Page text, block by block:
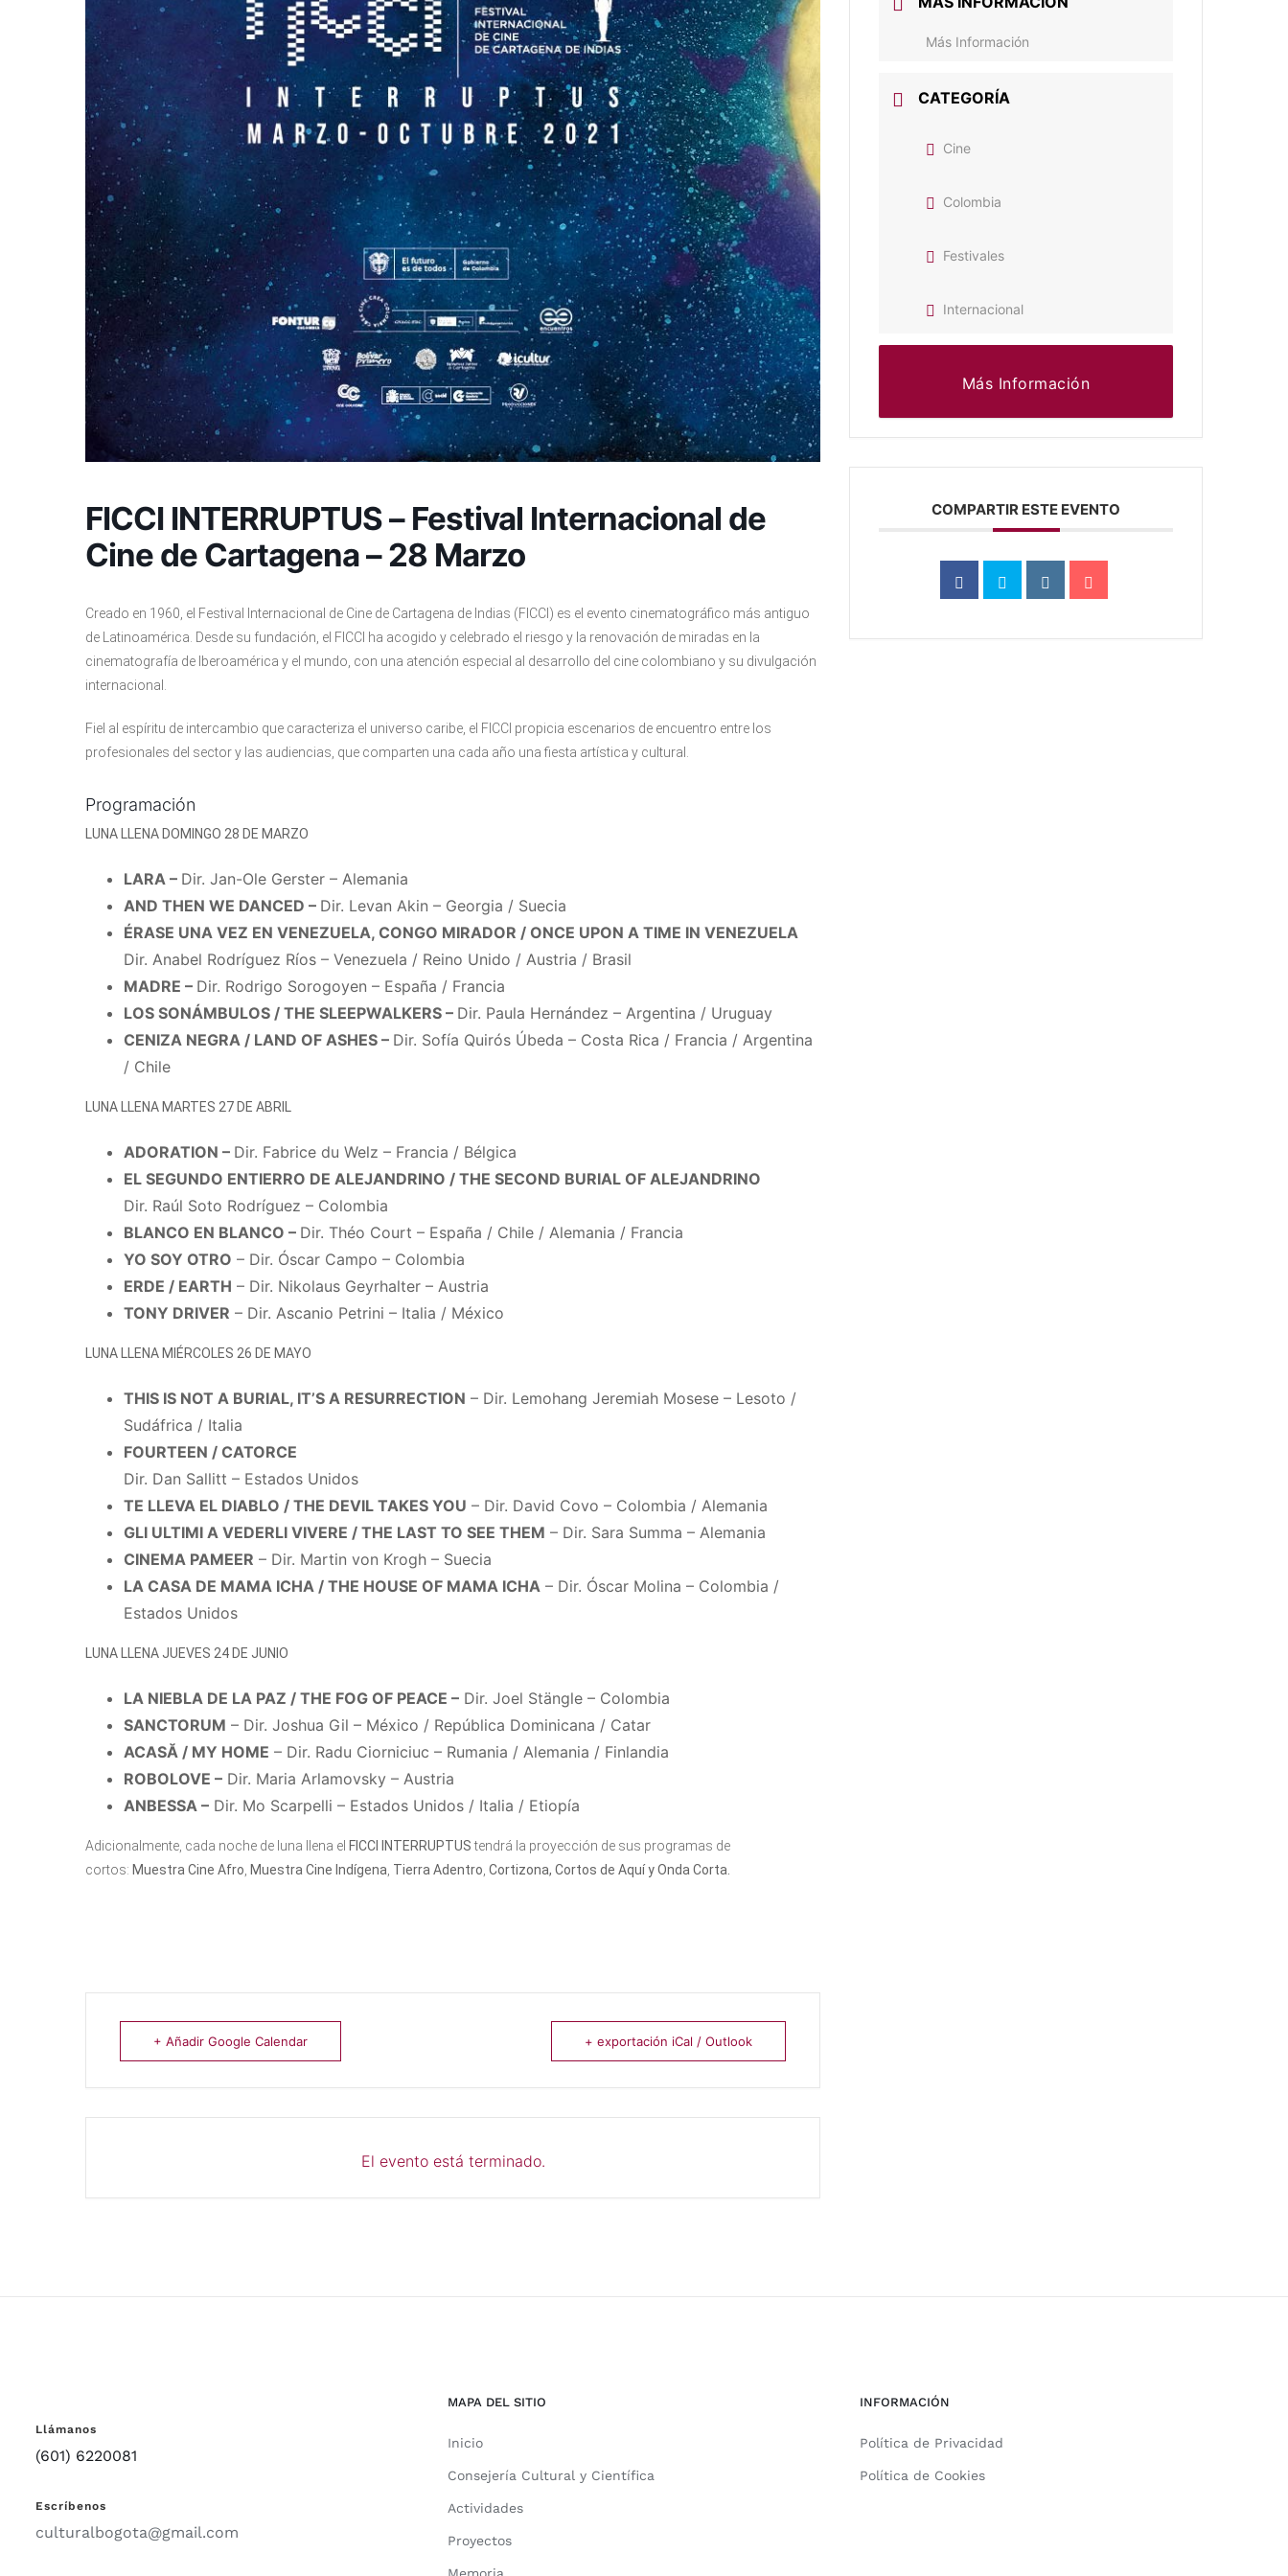
FICCI INTERRUPTUS – Festival Internacional de
Cine de Cartagena – 28 Marzo
Creado en 1960, el Festival Internacional de Cine de Cartagena de Indias (FICCI) es el evento cinematográfico más antiguo
de Latinoamérica. Desde su fundación, el FICCI ha acogido y celebrado el riesgo y la renovación de miradas en la
cinematografía de Iberoamérica y el mundo, con una atención especial al desarrollo del cine colombiano y su divulgación
internacional.
Fiel al espíritu de intercambio que caracteriza el universo caribe, el FICCI propicia escenarios de encuentro entre los
profesionales del sector y las audiencias, que comparten una cada año una fiesta artística y cultural.
Programación
LUNA LLENA DOMINGO 28 DE MARZO
LARA – Dir. Jan-Ole Gerster – Alemania
AND THEN WE DANCED – Dir. Levan Akin – Georgia / Suecia
ÉRASE UNA VEZ EN VENEZUELA, CONGO MIRADOR / ONCE UPON A TIME IN VENEZUELA
Dir. Anabel Rodríguez Ríos – Venezuela / Reino Unido / Austria / Brasil
MADRE – Dir. Rodrigo Sorogoyen – España / Francia
LOS SONÁMBULOS / THE SLEEPWALKERS – Dir. Paula Hernández – Argentina / Uruguay
CENIZA NEGRA / LAND OF ASHES – Dir. Sofía Quirós Úbeda – Costa Rica / Francia / Argentina
/ Chile
LUNA LLENA MARTES 27 DE ABRIL
ADORATION – Dir. Fabrice du Welz – Francia / Bélgica
EL SEGUNDO ENTIERRO DE ALEJANDRINO / THE SECOND BURIAL OF ALEJANDRINO
Dir. Raúl Soto Rodríguez – Colombia
BLANCO EN BLANCO – Dir. Théo Court – España / Chile / Alemania / Francia
YO SOY OTRO – Dir. Óscar Campo – Colombia
ERDE / EARTH – Dir. Nikolaus Geyrhalter – Austria
TONY DRIVER – Dir. Ascanio Petrini – Italia / México
LUNA LLENA MIÉRCOLES 26 DE MAYO
THIS IS NOT A BURIAL, IT’S A RESURRECTION – Dir. Lemohang Jeremiah Mosese – Lesoto /
Sudáfrica / Italia
FOURTEEN / CATORCE
Dir. Dan Sallitt – Estados Unidos
TE LLEVA EL DIABLO / THE DEVIL TAKES YOU – Dir. David Covo – Colombia / Alemania
GLI ULTIMI A VEDERLI VIVERE / THE LAST TO SEE THEM – Dir. Sara Summa – Alemania
CINEMA PAMEER – Dir. Martin von Krogh – Suecia
LA CASA DE MAMA ICHA / THE HOUSE OF MAMA ICHA – Dir. Óscar Molina – Colombia /
Estados Unidos
LUNA LLENA JUEVES 24 DE JUNIO
LA NIEBLA DE LA PAZ / THE FOG OF PEACE – Dir. Joel Stängle – Colombia
SANCTORUM – Dir. Joshua Gil – México / República Dominicana / Catar
ACASĂ / MY HOME – Dir. Radu Ciorniciuc – Rumania / Alemania / Finlandia
ROBOLOVE – Dir. Maria Arlamovsky – Austria
ANBESSA – Dir. Mo Scarpelli – Estados Unidos / Italia / Etiopía
Adicionalmente, cada noche de luna llena el FICCI INTERRUPTUStendrá la proyección de sus programas de
cortos: Muestra Cine Afro, Muestra Cine Indígena, Tierra Adentro, Cortizona, Cortos de Aquí y Onda Corta.
+ Añadir Google Calendar + exportación iCal / Outlook
El evento está terminado.
Más Información
CATEGORÍA
Cine
Colombia
Festivales
Internacional
Más Información
COMPARTIR ESTE EVENTO
Llámanos
(601) 6220081
Escríbenos
culturalbogota@gmail.com
MAPA DEL SITIO
Inicio
Consejería Cultural y Científica
Actividades
Proyectos
INFORMACIÓN
Política de Privacidad
Política de Cookies